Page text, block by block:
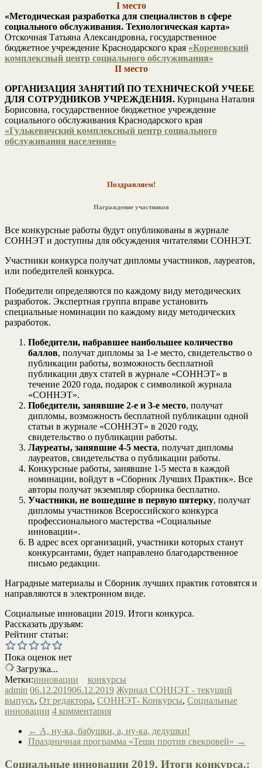
I место
«Методическая разработка для специалистов в сфере
социального обслуживания. Технологическая карта»
Отскочная Татьяна Александровна, государственное
бюджетное учреждение Краснодарского края «Кореновский
комплексный центр социального обслуживания»
II место
ОРГАНИЗАЦИЯ ЗАНЯТИЙ ПО ТЕХНИЧЕСКОЙ УЧЕБЕ
ДЛЯ СОТРУДНИКОВ УЧРЕЖДЕНИЯ. Курицына Наталия
Борисовна, государственное бюджетное учреждение
социального обслуживания Краснодарского края
«Гулькевичский комплексный центр социального
обслуживания населения»
Поздравляем!
Награждение участников
Все конкурсные работы будут опубликованы в журнале
СОННЭТ и доступны для обсуждения читателями СОННЭТ.
Участники конкурса получат дипломы участников, лауреатов,
или победителей конкурса.
Победители определяются по каждому виду методических
разработок. Экспертная группа вправе установить
специальные номинации по каждому виду методических
разработок.
Победители, набравшее наибольшее количество
баллов, получат дипломы за 1-е место, свидетельство о
публикации работы, возможность бесплатной
публикации двух статей в журнале «СОННЭТ» в
течение 2020 года, подарок с символикой журнала
«СОННЭТ».
Победители, занявшие 2-е и 3-е место, получат
дипломы, возможность бесплатной публикации одной
статьи в журнале «СОННЭТ» в 2020 году,
свидетельство о публикации работы.
Лауреаты, занявшие 4-5 места, получат дипломы
лауреатов, свидетельства о публикации работы.
Конкурсные работы, занявшие 1-5 места в каждой
номинации, войдут в «Сборник Лучших Практик». Все
авторы получат экземпляр сборника бесплатно.
Участники, не вошедшие в первую пятерку, получат
дипломы участников Всероссийского конкурса
профессионального мастерства «Социальные
инновации».
В адрес всех организаций, участники которых станут
конкурсантами, будет направлено благодарственное
письмо редакции.
Наградные материалы и Сборник лучших практик готовятся и
направляются в электронном виде.
Социальные инновации 2019. Итоги конкурса.
Рассказать друзьям:
Рейтинг статьи:
Пока оценок нет
Загрузка...
Метки:инновации
конкурсы
admin 06.12.201906.12.2019 Журнал СОННЭТ - текущий
выпуск, От редактора, СОННЭТ- Конкурсы, Социальные
инновации 4 комментария
← А, ну-ка, бабушки, а, ну-ка, дедушки!
Праздничная программа «Тещи против свекровей» →
Социальные инновации 2019. Итоги конкурса.: